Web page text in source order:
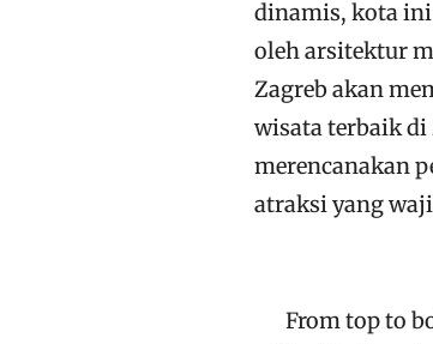
dinamis, kota
oleh arsitektur
Zagreb akan
wisata terbaik
merencanakan
atraksi yang
From top to